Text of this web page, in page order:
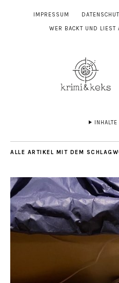
IMPRESSUM
WER BACKT UND
ALLE ARTIKEL MIT DEM